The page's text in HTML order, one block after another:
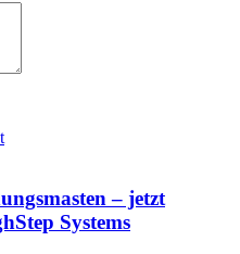
– jetzt
Systems